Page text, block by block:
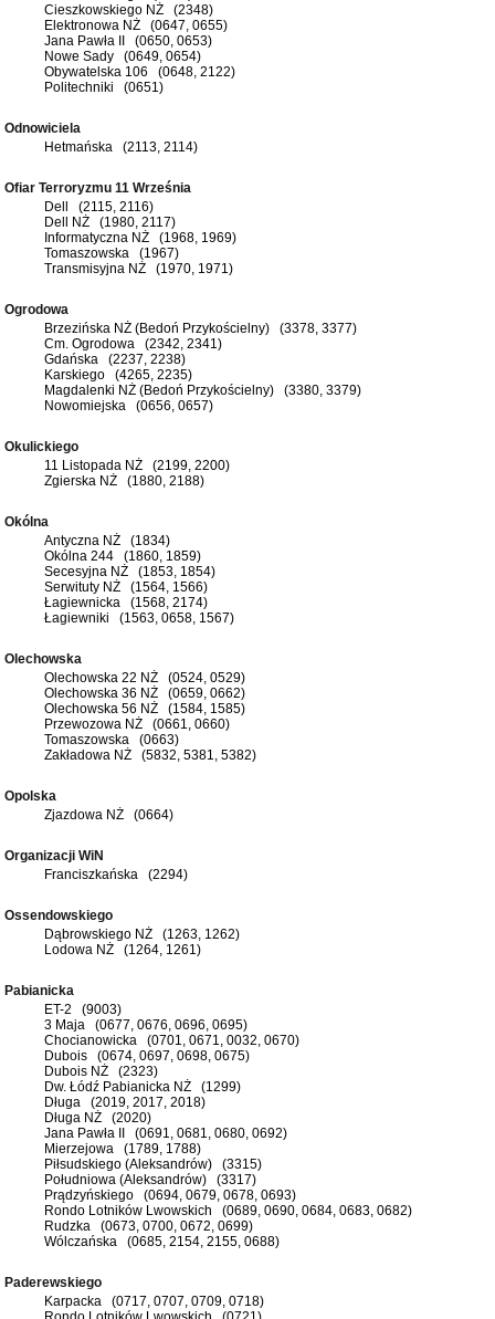
Cieszkowskiego NŻ (2348)
Elektronowa NŻ (0647, 0655)
Jana Pawła II (0650, 0653)
Nowe Sady (0649, 0654)
Obywatelska 106 (0648, 2122)
Politechniki (0651)
Odnowiciela
Hetmańska (2113, 2114)
Ofiar Terroryzmu 11 Września
Dell (2115, 2116)
Dell NŻ (1980, 2117)
Informatyczna NŻ (1968, 1969)
Tomaszowska (1967)
Transmisyjna NŻ (1970, 1971)
Ogrodowa
Brzezińska NŻ (Bedoń Przykościelny) (3378, 3377)
Cm. Ogrodowa (2342, 2341)
Gdańska (2237, 2238)
Karskiego (4265, 2235)
Magdalenki NŻ (Bedoń Przykościelny) (3380, 3379)
Nowomiejska (0656, 0657)
Okulickiego
11 Listopada NŻ (2199, 2200)
Zgierska NŻ (1880, 2188)
Okólna
Antyczna NŻ (1834)
Okólna 244 (1860, 1859)
Secesyjna NŻ (1853, 1854)
Serwituty NŻ (1564, 1566)
Łagiewnicka (1568, 2174)
Łagiewniki (1563, 0658, 1567)
Olechowska
Olechowska 22 NŻ (0524, 0529)
Olechowska 36 NŻ (0659, 0662)
Olechowska 56 NŻ (1584, 1585)
Przewozowa NŻ (0661, 0660)
Tomaszowska (0663)
Zakładowa NŻ (5832, 5381, 5382)
Opolska
Zjazdowa NŻ (0664)
Organizacji WiN
Franciszkańska (2294)
Ossendowskiego
Dąbrowskiego NŻ (1263, 1262)
Lodowa NŻ (1264, 1261)
Pabianicka
ET-2 (9003)
3 Maja (0677, 0676, 0696, 0695)
Chocianowicka (0701, 0671, 0032, 0670)
Dubois (0674, 0697, 0698, 0675)
Dubois NŻ (2323)
Dw. Łódź Pabianicka NŻ (1299)
Długa (2019, 2017, 2018)
Długa NŻ (2020)
Jana Pawła II (0691, 0681, 0680, 0692)
Mierzejowa (1789, 1788)
Piłsudskiego (Aleksandrów) (3315)
Południowa (Aleksandrów) (3317)
Prądzyńskiego (0694, 0679, 0678, 0693)
Rondo Lotników Lwowskich (0689, 0690, 0684, 0683, 0682)
Rudzka (0673, 0700, 0672, 0699)
Wólczańska (0685, 2154, 2155, 0688)
Paderewskiego
Karpacka (0717, 0707, 0709, 0718)